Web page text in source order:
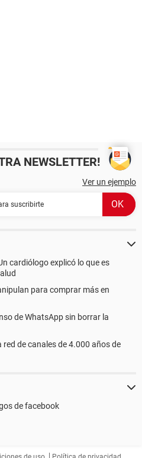
NEWSLETTER!
Ver un ejemplo
cardiólogo explicó lo que es
para comprar más en
de WhatsApp sin borrar la
de canales de 4.000 años de
de facebook